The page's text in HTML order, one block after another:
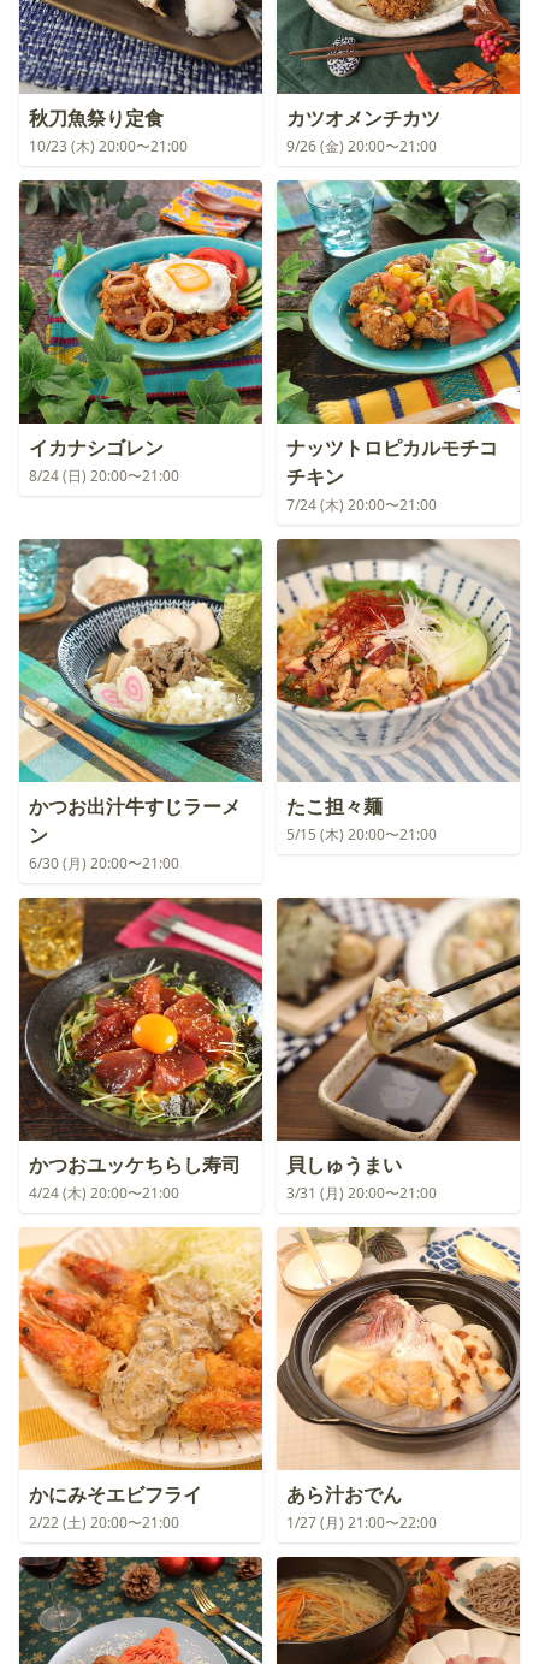
秋刀魚祭り定食
10/23 (木) 20:00〜21:00
カツオメンチカツ
9/26 (金) 20:00〜21:00
イカナシゴレン
8/24 (日) 20:00〜21:00
ナッツトロピカルモチコ
チキン
7/24 (木) 20:00〜21:00
かつお出汁牛すじラーメ
ン
6/30 (月) 20:00〜21:00
たこ担々麺
5/15 (木) 20:00〜21:00
かつおユッケちらし寿司
4/24 (木) 20:00〜21:00
貝しゅうまい
3/31 (月) 20:00〜21:00
かにみそエビフライ
2/22 (土) 20:00〜21:00
あら汁おでん
1/27 (月) 21:00〜22:00